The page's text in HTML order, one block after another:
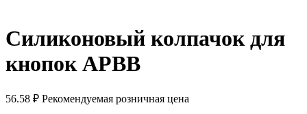
Силиконовый колпачок для
кнопок APBB
56.58 ₽ Рекомендуемая розничная цена